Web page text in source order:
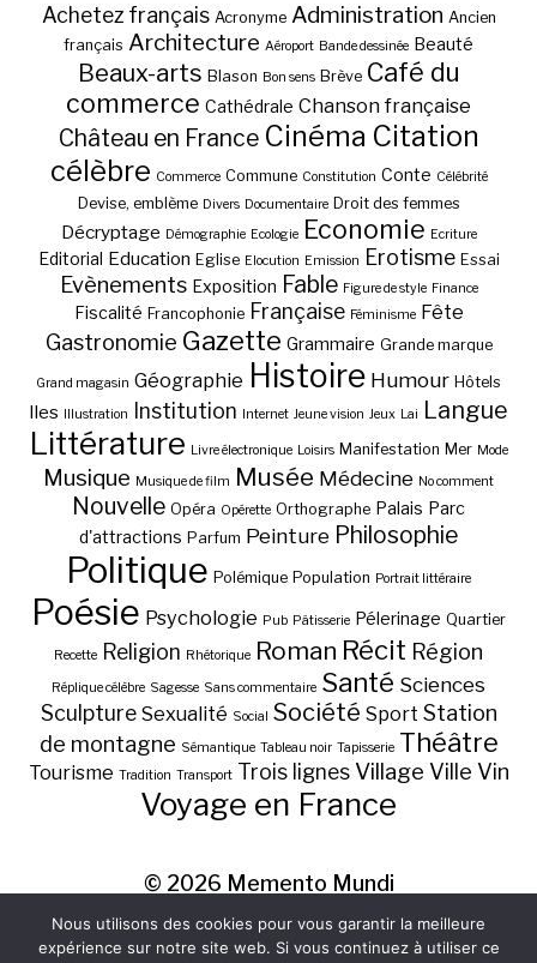
Achetez français Acronyme Administration Ancien
français Architecture Aéroport Bande dessinée Beauté
Beaux-arts Blason Bon sens Brève Café du
commerce Cathédrale Chanson française
Château en France Cinéma Citation
célèbre Commerce Commune Constitution Conte Célébrité
Devise, emblème Divers Documentaire Droit des femmes
Décryptage Démographie Ecologie Economie Ecriture
Editorial Education Eglise Elocution Emission Erotisme Essai
Evènements Exposition Fable Figure de style Finance
Fiscalité Francophonie Française Féminisme Fête
Gastronomie Gazette Grammaire Grande marque
Grand magasin Géographie Histoire Humour Hôtels
Iles Illustration Institution Internet Jeune vision Jeux Lai Langue
Littérature Livre électronique Loisirs Manifestation Mer Mode
Musique Musique de film Musée Médecine No comment
Nouvelle Opéra Opérette Orthographe Palais Parc
d'attractions Parfum Peinture Philosophie
Politique Polémique Population Portrait littéraire
Poésie Psychologie Pub Pâtisserie Pélerinage Quartier
Recette Religion Rhétorique Roman Récit Région
Réplique célèbre Sagesse Sans commentaire Santé Sciences
Sculpture Sexualité Social Société Sport Station
de montagne Sémantique Tableau noir Tapisserie Théâtre
Tourisme Tradition Transport Trois lignes Village Ville Vin
Voyage en France
© 2026 Memento Mundi
Nous utilisons des cookies pour vous garantir la meilleure
expérience sur notre site web. Si vous continuez à utiliser ce